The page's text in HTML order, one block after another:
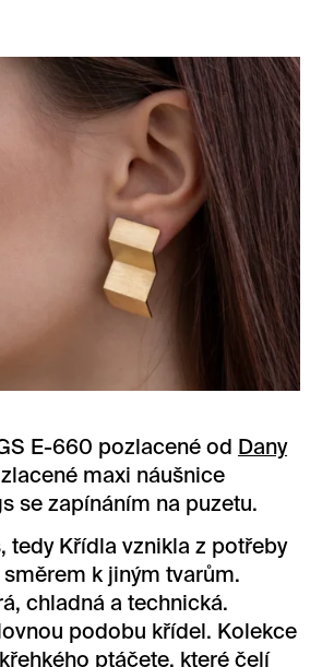
E-660 pozlacené od Dany
maxi náušnice
se zapínáním na puzetu.
tedy Křídla vznikla z potřeby
směrem k jiným tvarům.
chladná a technická.
podobu křídel. Kolekce
ptáčete, které čelí